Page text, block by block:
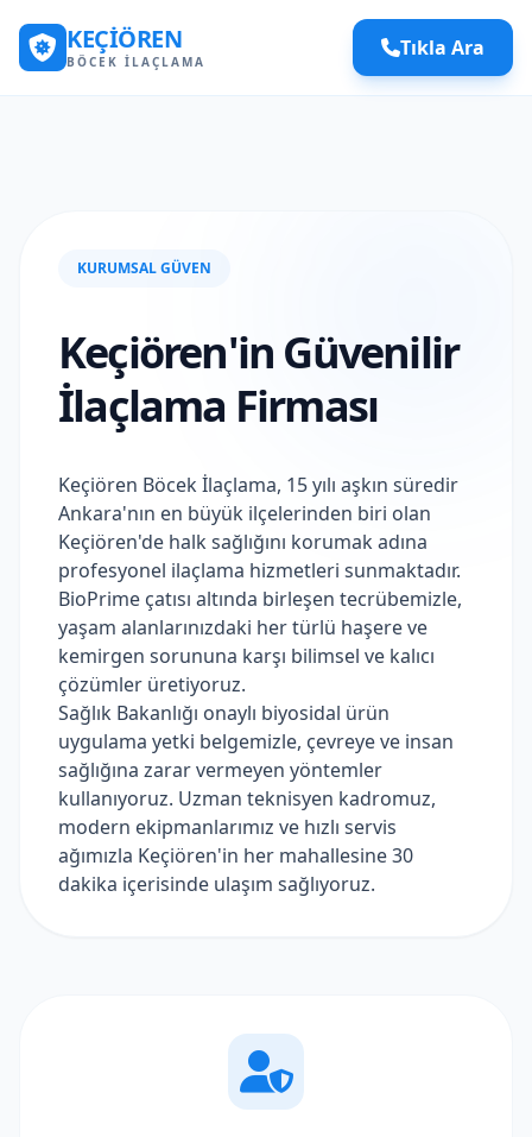
KEÇIÖREN
BÖCEK İLAÇLAMA
Tıkla Ara
KURUMSAL GÜVEN
Keçiören'in Güvenilir
İlaçlama Firması
Keçiören Böcek İlaçlama, 15 yılı aşkın süredir
Ankara'nın en büyük ilçelerinden biri olan
Keçiören'de halk sağlığını korumak adına
profesyonel ilaçlama hizmetleri sunmaktadır.
BioPrime çatısı altında birleşen tecrübemizle,
yaşam alanlarınızdaki her türlü haşere ve
kemirgen sorununa karşı bilimsel ve kalıcı
çözümler üretiyoruz.
Sağlık Bakanlığı onaylı biyosidal ürün
uygulama yetki belgemizle, çevreye ve insan
sağlığına zarar vermeyen yöntemler
kullanıyoruz. Uzman teknisyen kadromuz,
modern ekipmanlarımız ve hızlı servis
ağımızla Keçiören'in her mahallesine 30
dakika içerisinde ulaşım sağlıyoruz.